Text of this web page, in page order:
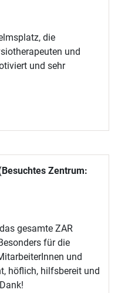
die
und
und sehr
Zentrum:
gesamte ZAR
für die
und
höflich, hilfsbereit und